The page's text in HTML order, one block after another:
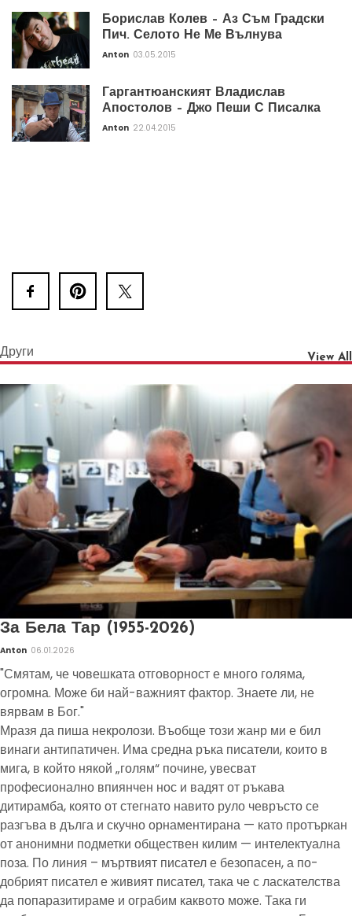
Борислав Колев – Аз Съм Градски
Пич. Селото Не Ме Вълнува
Anton 03.05.2015
Гаргантюанският Владислав
Апостолов – Джо Пеши С Писалка
Anton 22.04.2015
Други View All
За Бела Тар (1955-2026)
Anton 06.01.2026
"Смятам, че човешката отговорност е много голяма,
огромна. Може би най-важният фактор. Знаете ли, не
вярвам в Бог."
Мразя да пиша некролози. Въобще този жанр ми е бил
винаги антипатичен. Има средна ръка писатели, които в
мига, в който някой „голям“ почине, увесват
професионално впиянчен нос и вадят от ръкава
дитирамба, която от стегнато навито руло чевръсто се
разгъва в дълга и скучно орнаментирана — като протъркан
от анонимни подметки обществен килим — интелектуална
поза. По линия – мъртвият писател е безопасен, а по-
добрият писател е живият писател, така че с ласкателства
да попаразитираме и ограбим каквото може. Така ги